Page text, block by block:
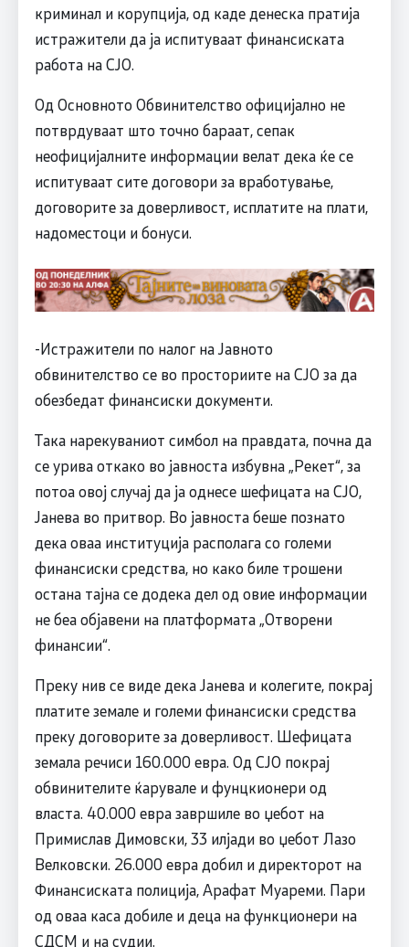
криминал и корупција, од каде денеска пратија
истражители да ја испитуваат финансиската
работа на СЈО.
Од Основното Обвинителство официјално не
потврдуваат што точно бараат, сепак
неофицијалните информации велат дека ќе се
испитуваат сите договори за вработување,
договорите за доверливост, исплатите на плати,
надоместоци и бонуси.
-Истражители по налог на Јавното
обвинителство се во просториите на СЈО за да
обезбедат финансиски документи.
Така нарекуваниот симбол на правдата, почна да
се урива откако во јавноста избувна „Рекет“, за
потоа овој случај да ја однесе шефицата на СЈО,
Јанева во притвор. Во јавноста беше познато
дека оваа институција располага со големи
финансиски средства, но како биле трошени
остана тајна се додека дел од овие информации
не беа објавени на платформата „Отворени
финансии“.
Преку нив се виде дека Јанева и колегите, покрај
платите земале и големи финансиски средства
преку договорите за доверливост. Шефицата
земала речиси 160.000 евра. Од СЈО покрај
обвинителите ќарувале и фунцкионери од
власта. 40.000 евра завршиле во џебот на
Примислав Димовски, 33 илјади во џебот Лазо
Велковски. 26.000 евра добил и директорот на
Финансиската полиција, Арафат Муареми. Пари
од оваа каса добиле и деца на функционери на
СДСМ и на судии.